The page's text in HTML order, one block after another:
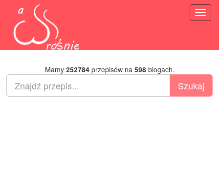
Mamy 252784przepisów na 598blogach.